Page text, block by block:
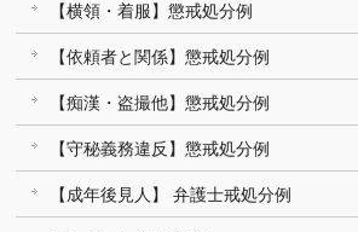
【横領・着服】懲戒処分例
【依頼者と関係】懲戒処分例
【痴漢・盗撮他】懲戒処分例
【守秘義務違反】懲戒処分例
【成年後見人】 弁護士戒処分例